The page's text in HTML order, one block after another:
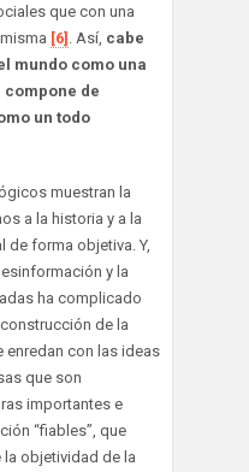
que con una
[6] . Así, cabe
mundo como una
de
un todo
muestran la
a la historia y a la
de forma objetiva. Y,
y la
ha complicado
de la
enredan con las ideas
que son
importantes e
“fiables”, que
objetividad de la